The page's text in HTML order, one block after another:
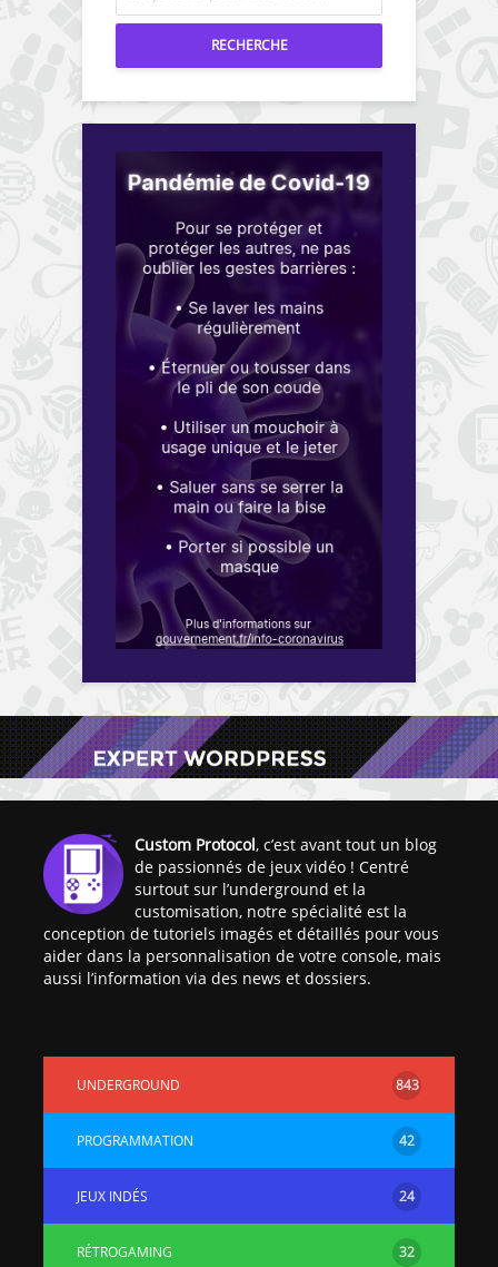
RECHERCHE
Custom Protocol, c’est avant tout un blog
de passionnés de jeux vidéo ! Centré
surtout sur l’underground et la
customisation, notre spécialité est la
conception de tutoriels imagés et détaillés pour vous
aider dans la personnalisation de votre console, mais
aussi l’information via des news et dossiers.
UNDERGROUND 843
PROGRAMMATION 42
JEUX INDÉS 24
RÉTROGAMING 32